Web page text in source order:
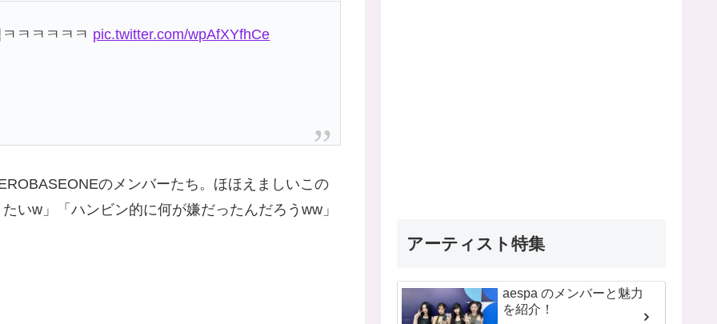
ㅋㅋㅋㅋㅋ pic.twitter.com/wpAfXYfhCe
のメンバーたち。ほほえましいこの
いw」「ハンビン的に何が嫌だったんだろうww」
アーティスト特集
aespa のメンバーと魅力
を紹介！